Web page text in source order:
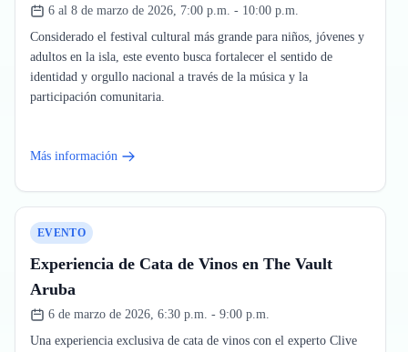
6 al 8 de marzo de 2026, 7:00 p.m. - 10:00 p.m.
Considerado el festival cultural más grande para niños, jóvenes y
adultos en la isla, este evento busca fortalecer el sentido de
identidad y orgullo nacional a través de la música y la
participación comunitaria.
Más información
EVENTO
Experiencia de Cata de Vinos en The Vault
Aruba
6 de marzo de 2026, 6:30 p.m. - 9:00 p.m.
Una experiencia exclusiva de cata de vinos con el experto Clive